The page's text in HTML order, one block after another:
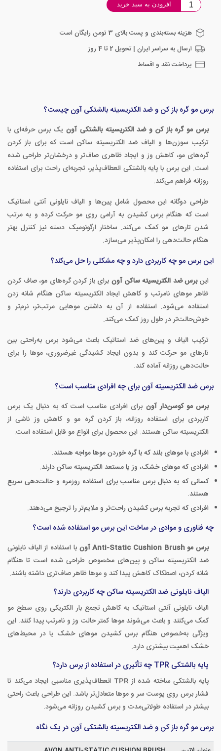
افزودن به سبد خرید
هزینه بسته‌بندی و پست بالای 3 تومن رایگان است
ارسال به سراسر ایران | تحویل 2 تا 4 روز
پرداخت نقد و اقساط
برس مو گره باز کن و ضد الکتریسیته بالشتکی آون چیست؟
برس مو گره باز کن و ضد الکتریسیته بالشتکی آونیک برس حرفه‌ای با
ترکیب سوزن‌ها و الیاف ضد الکتریسیته ساکن است که برای باز کردن
گره‌های مو، کاهش وز و ایجاد ظاهری صاف‌تر و درخشان‌تر طراحی شده
است. این برس با پایه بالشتکی انعطاف‌پذیر، تجربه‌ای راحت برای استفاده
روزانه فراهم می‌کند.
طراحی دوگانه این محصول شامل پین‌ها و الیاف نایلونی آنتی استاتیک
است که هنگام برس کشیدن به آرامی روی مو حرکت کرده و به مرتب
شدن تارهای مو کمک می‌کند. ساختار ارگونومیک دسته نیز کنترل بهتر
هنگام حالت‌دهی را امکان‌پذیر می‌سازد.
این برس مو چه کاربردی دارد و چه مشکلی را حل می‌کند؟
اینبرس ضد الکتریسیته ساکن آونبرای باز کردن گره‌های مو، صاف کردن
ظاهر موهای نامرتب و کاهش ایجاد الکتریسیته ساکن هنگام شانه زدن
استفاده می‌شود. استفاده از آن به داشتن موهایی مرتب‌تر، نرم‌تر و
خوش‌حالت‌تر در طول روز کمک می‌کند.
ترکیب الیاف و پین‌های ضد استاتیک باعث می‌شود برس به‌راحتی بین
تارهای مو حرکت کند و بدون ایجاد کشیدگی غیرضروری، موها را برای
حالت‌دهی روزانه آماده کند.
برس ضد الکتریسیته آون برای چه افرادی مناسب است؟
برس مو کوسن‌دار آون برای افرادی مناسب است که به دنبال یک برس
کاربردی برای استفاده روزانه، باز کردن گره مو و کاهش وز ناشی از
الکتریسیته ساکن هستند. این محصول برای انواع مو قابل استفاده است.
افرادی با موهای بلند که با گره خوردن موها مواجه هستند.
افرادی که موهای خشک، وز یا مستعد الکتریسیته ساکن دارند.
کسانی که به دنبال برس مناسب برای استفاده روزمره و حالت‌دهی سریع
هستند.
افرادی که تجربه برس کشیدن راحت‌تر و ملایم‌تر را ترجیح می‌دهند.
چه فناوری و موادی در ساخت این برس مو استفاده شده است؟
برس مو Anti-Static Cushion Brush آون
با استفاده از الیاف نایلونی
ضد الکتریسیته ساکن و پین‌های مخصوص طراحی شده است تا هنگام
شانه کردن، اصطکاک کاهش پیدا کند و موها ظاهر صاف‌تری داشته باشند.
الیاف نایلونی ضد الکتریسیته ساکن چه کاربردی دارند؟
الیاف نایلونی آنتی استاتیک به کاهش تجمع بار الکتریکی روی سطح مو
کمک می‌کنند و باعث می‌شوند موها کمتر حالت وز و نامرتب پیدا کنند. این
ویژگی به‌خصوص هنگام برس کشیدن موهای خشک یا در محیط‌های
خشک اهمیت بیشتری دارد.
پایه بالشتکی TPR چه تأثیری در استفاده از برس دارد؟
پایه بالشتکی ساخته شده از TPR انعطاف‌پذیری مناسبی ایجاد می‌کند تا
فشار برس روی پوست سر و موها متعادل‌تر باشد. این طراحی باعث راحتی
بیشتر در استفاده طولانی‌مدت و برس کشیدن روزانه می‌شود.
برس مو گره باز کن و ضد الکتریسیته بالشتکی آون در یک نگاه